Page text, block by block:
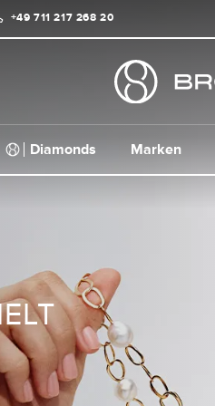
+49 711 217 268 20
Diamonds Marken